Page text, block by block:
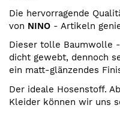
Die hervorragende
von NINO - Artikeln
Dieser tolle Baumwolle
dicht gewebt, dennoch
ein matt-glänzendes
Der ideale Hosenstoff.
Kleider können wir uns